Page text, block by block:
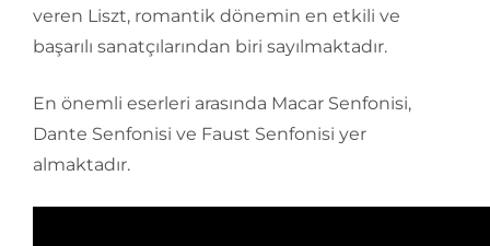
veren Liszt, romantik dönemin en etkili ve
başarılı sanatçılarından biri sayılmaktadır.
En önemli eserleri arasında Macar Senfonisi,
Dante Senfonisi ve Faust Senfonisi yer
almaktadır.